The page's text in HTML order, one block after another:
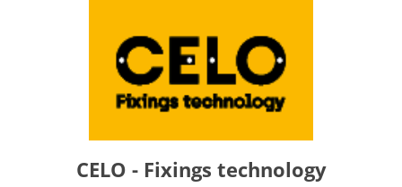
CELO - Fixings technology